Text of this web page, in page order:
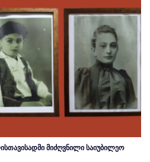
მიძღვნილი საიუბილეო